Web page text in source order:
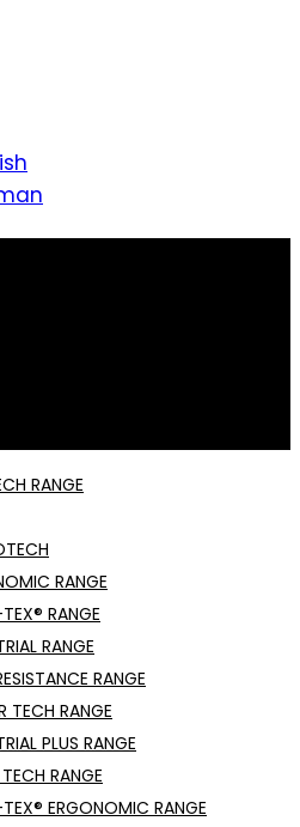
RANGE
RANGE
RANGE
RANGE
RANGE
TECH RANGE
PLUS RANGE
RANGE
ERGONOMIC RANGE